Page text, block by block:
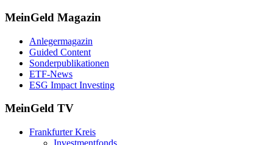
MeinGeld Magazin
Anlegermagazin
Guided Content
Sonderpublikationen
ETF-News
ESG Impact Investing
MeinGeld TV
Frankfurter Kreis
Investmentfonds